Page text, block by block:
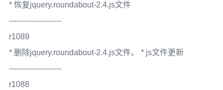
* 恢复jquery.roundabout-2.4.js文件
---------------------
r1089
* 删除jquery.roundabout-2.4.js文件。 * js文件更新
---------------------
r1088